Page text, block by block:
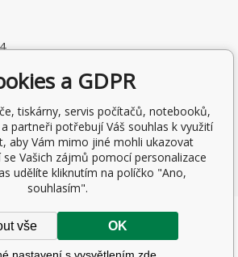
© 2026 Ing. Antonín Pohludka
práva vyhrazena.
a GDPR
tiskárny, servis počítačů, notebooků,
partneři potřebují Váš souhlas k využití
aby Vám mimo jiné mohli ukazovat
Vašich zájmů pomocí personalizace
udělíte kliknutím na políčko "Ano,
souhlasím".
vše OK
nastavení s vysvětlením zde